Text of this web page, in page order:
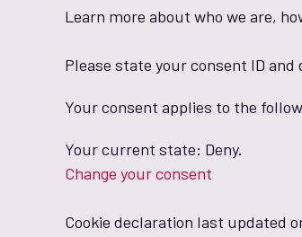
Learn more about who we are,
Please state your consent ID
Your consent applies to the
Your current state: Deny.
Change your consent
Cookie declaration last updated